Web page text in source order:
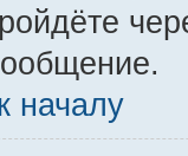
началу